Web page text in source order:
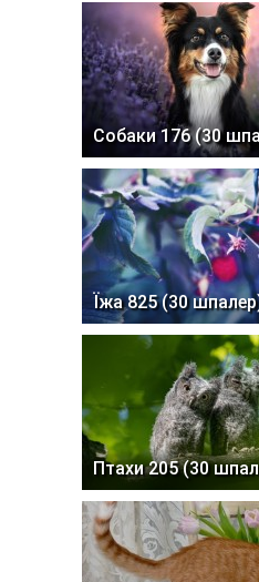
Собаки 176 (30
Їжа 825 (30
Птахи 205 (30